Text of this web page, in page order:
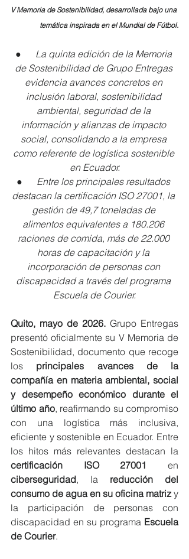
V Memoria de Sostenibilidad, desarrollada bajo una
temática inspirada en el Mundial de Fútbol.
● La quinta edición de la Memoria
de Sostenibilidad de Grupo Entregas
evidencia avances concretos en
inclusión laboral, sostenibilidad
ambiental, seguridad de la
información y alianzas de impacto
social, consolidando a la empresa
como referente de logística sostenible
en Ecuador.
● Entre los principales resultados
destacan la certificación ISO 27001, la
gestión de 49,7 toneladas de
alimentos equivalentes a 180.206
raciones de comida, más de 22.000
horas de capacitación y la
incorporación de personas con
discapacidad a través del programa
Escuela de Courier.
Quito, mayo de 2026. Grupo Entregas
presentó oficialmente su V Memoria de
Sostenibilidad, documento que recoge
los principales avances de la
compañía en materia ambiental, social
y desempeño económico durante el
último año, reafirmando su compromiso
con una logística más inclusiva,
eficiente y sostenible en Ecuador. Entre
los hitos más relevantes destacan la
certificación ISO 27001
ciberseguridad, la reducción del
consumo de agua en su oficina matriz y
la participación de personas con
discapacidad en su programa Escuela
de Courier.